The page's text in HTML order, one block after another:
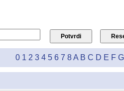
0 1 2 3 4 5 6 7 8 A B C D E F G